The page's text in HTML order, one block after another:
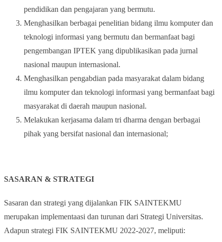
pendidikan dan pengajaran yang bermutu.
Menghasilkan berbagai penelitian bidang ilmu komputer dan
teknologi informasi yang bermutu dan bermanfaat bagi
pengembangan IPTEK yang dipublikasikan pada jurnal
nasional maupun internasional.
Menghasilkan pengabdian pada masyarakat dalam bidang
ilmu komputer dan teknologi informasi yang bermanfaat bagi
masyarakat di daerah maupun nasional.
Melakukan kerjasama dalam tri dharma dengan berbagai
pihak yang bersifat nasional dan internasional;
SASARAN & STRATEGI
Sasaran dan strategi yang dijalankan FIK SAINTEKMU
merupakan implementaasi dan turunan dari Strategi Universitas.
Adapun strategi FIK SAINTEKMU 2022-2027, meliputi: